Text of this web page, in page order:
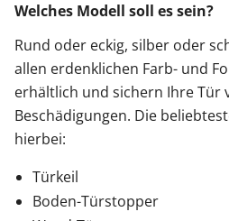
Welches Modell soll es sein?
Rund oder eckig, silber oder
allen erdenklichen Farb- und
erhältlich und sichern Ihre Tür
Beschädigungen. Die
hierbei:
Türkeil
Boden-Türstopper